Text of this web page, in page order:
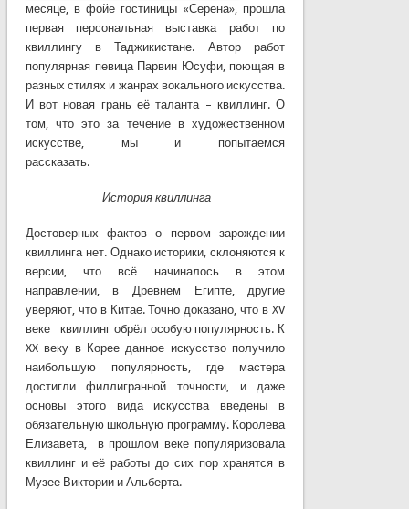
месяце, в фойе гостиницы «Серена», прошла
первая персональная выставка работ по
квиллингу в Таджикистане. Автор работ
популярная певица Парвин Юсуфи, поющая в
разных стилях и жанрах вокального искусства.
И вот новая грань её таланта – квиллинг. О
том, что это за течение в художественном
искусстве, мы и попытаемся
рассказать.
История квиллинга
Достоверных фактов о первом зарождении
квиллинга нет. Однако историки, склоняются к
версии, что всё начиналось в этом
направлении, в Древнем Египте, другие
уверяют, что в Китае. Точно доказано, что в XV
веке квиллинг обрёл особую популярность. К
XX веку в Корее данное искусство получило
наибольшую популярность, где мастера
достигли филлигранной точности, и даже
основы этого вида искусства введены в
обязательную школьную программу. Королева
Елизавета, в прошлом веке популяризовала
квиллинг и её работы до сих пор хранятся в
Музее Виктории и Альберта.